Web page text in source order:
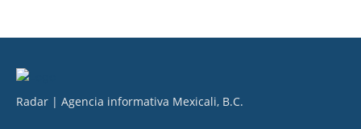
Radar | Agencia informativa Mexicali, B.C.